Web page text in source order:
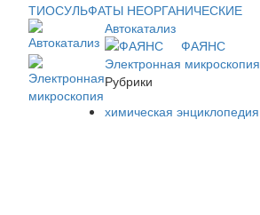
ТИОСУЛЬФАТЫ НЕОРГАНИЧЕСКИЕ
Автокатализ
ФАЯНС
Электронная микроскопия
Рубрики
химическая энциклопедия